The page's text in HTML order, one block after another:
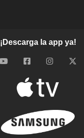
¡Descarga la app ya!